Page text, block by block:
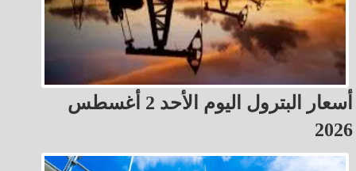
أسعار البترول اليوم الأحد 2 أغسطس
2026